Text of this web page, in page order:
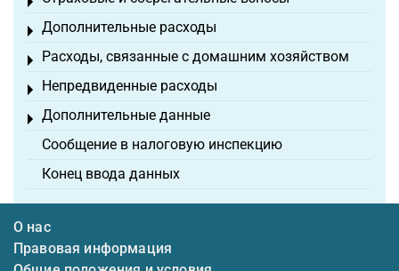
Дополнительные расходы
Toggle menu
Расходы, связанные с домашним хозяйством
Toggle menu
Непредвиденные расходы
Toggle menu
Дополнительные данные
Toggle menu
Сообщение в налоговую инспекцию
Конец ввода данных
О нас
Правовая информация